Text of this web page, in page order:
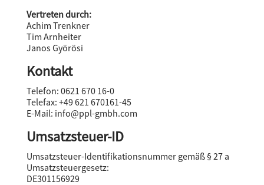
Vertreten durch:
Achim Trenkner
Tim Arnheiter
Janos Györösi
Kontakt
Telefon: 0621 670 16-0
Telefax: +49 621 670161-45
E-Mail: info@ppl-gmbh.com
Umsatzsteuer-ID
Umsatzsteuer-Identifikationsnummer gemäß § 27 a
Umsatzsteuergesetz:
DE301156929